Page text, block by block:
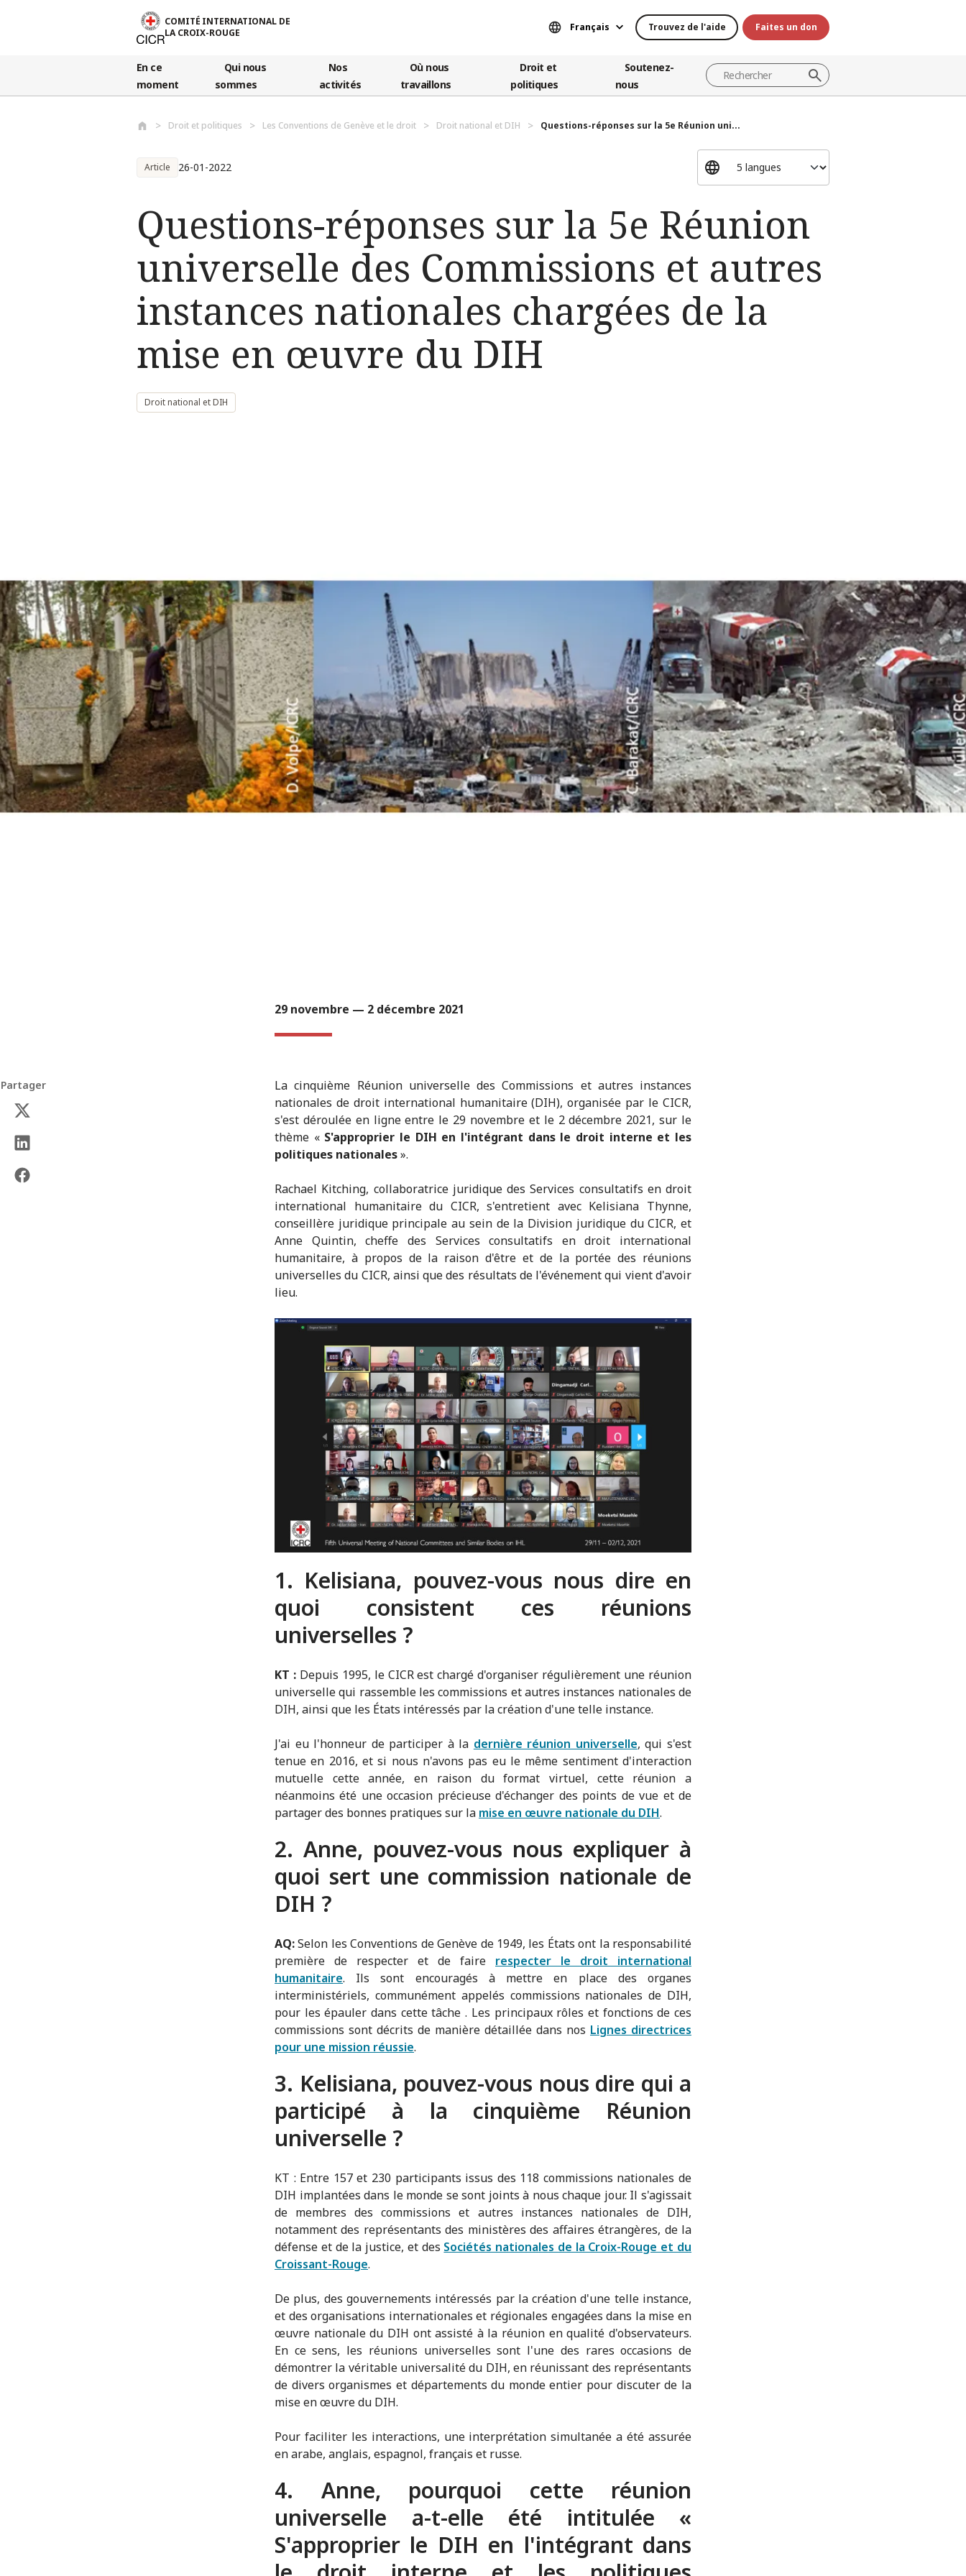
COMITÉ INTERNATIONAL DE
LA CROIX-ROUGE
Français Trouvez de l'aide Faites un don
En ce
moment
Qui nous
sommes
Nos
activités
Où nous
travaillons
Droit et
politiques
Soutenez-
nous
Droit et politiques Les Conventions de Genève et le droit Droit national et DIH Questions-réponses sur la 5e Réunion uni...
Article 26-01-2022
Questions-réponses sur la 5e Réunion
universelle des Commissions et autres
instances nationales chargées de la
mise en œuvre du DIH
Droit national et DIH
29 novembre — 2 décembre 2021
Partager
La cinquième Réunion universelle des Commissions et autres instances
nationales de droit international humanitaire (DIH), organisée par le CICR,
s'est déroulée en ligne entre le 29 novembre et le 2 décembre 2021, sur le
thème « S'approprier le DIH en l'intégrant dans le droit interne et les
politiques nationales».
Rachael Kitching, collaboratrice juridique des Services consultatifs en droit
international humanitaire du CICR, s'entretient avec Kelisiana Thynne,
conseillère juridique principale au sein de la Division juridique du CICR, et
Anne Quintin, cheffe des Services consultatifs en droit international
humanitaire, à propos de la raison d'être et de la portée des réunions
universelles du CICR, ainsi que des résultats de l'événement qui vient d'avoir
lieu.
1. Kelisiana, pouvez-vous nous dire en
quoi consistent ces réunions
universelles ?
KT :Depuis 1995, le CICR est chargé d'organiser régulièrement une réunion
universelle qui rassemble les commissions et autres instances nationales de
DIH, ainsi que les États intéressés par la création d'une telle instance.
J'ai eu l'honneur de participer à la dernière réunion universelle, qui s'est
tenue en 2016, et si nous n'avons pas eu le même sentiment d'interaction
mutuelle cette année, en raison du format virtuel, cette réunion a
néanmoins été une occasion précieuse d'échanger des points de vue et de
partager des bonnes pratiques sur la mise en œuvre nationale du DIH.
2. Anne, pouvez-vous nous expliquer à
quoi sert une commission nationale de
DIH ?
AQ:Selon les Conventions de Genève de 1949, les États ont la responsabilité
première de respecter et de faire respecter le droit international
humanitaire. Ils sont encouragés à mettre en place des organes
interministériels, communément appelés commissions nationales de DIH,
pour les épauler dans cette tâche . Les principaux rôles et fonctions de ces
commissions sont décrits de manière détaillée dans nos Lignes directrices
pour une mission réussie.
3. Kelisiana, pouvez-vous nous dire qui a
participé à la cinquième Réunion
universelle ?
KT : Entre 157 et 230 participants issus des 118 commissions nationales de
DIH implantées dans le monde se sont joints à nous chaque jour. Il s'agissait
de membres des commissions et autres instances nationales de DIH,
notamment des représentants des ministères des affaires étrangères, de la
défense et de la justice, et des Sociétés nationales de la Croix-Rouge et du
Croissant-Rouge.
De plus, des gouvernements intéressés par la création d'une telle instance,
et des organisations internationales et régionales engagées dans la mise en
œuvre nationale du DIH ont assisté à la réunion en qualité d'observateurs.
En ce sens, les réunions universelles sont l'une des rares occasions de
démontrer la véritable universalité du DIH, en réunissant des représentants
de divers organismes et départements du monde entier pour discuter de la
mise en œuvre du DIH.
Pour faciliter les interactions, une interprétation simultanée a été assurée
en arabe, anglais, espagnol, français et russe.
4. Anne, pourquoi cette réunion
universelle a-t-elle été intitulée «
S'approprier le DIH en l'intégrant dans